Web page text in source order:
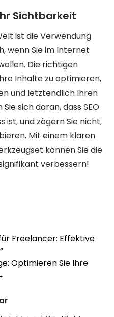
Sichtbarkeit
ist die Verwendung
wenn Sie im Internet
Die richtigen
Inhalte zu optimieren,
und letztendlich Ihren
sich daran, dass SEO
ist, und zögern Sie nicht,
Mit einem klaren
können Sie die
verbessern!
Freelancer: Effektive
Optimieren Sie Ihre